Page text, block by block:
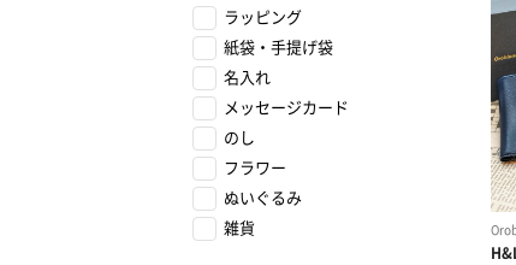
ラッピング
紙袋・手提げ袋
名入れ
メッセージカード
のし
フラワー
ぬいぐるみ
雑貨